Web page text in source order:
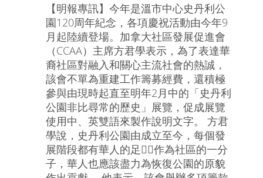
【明報專訊】今年是溫市中心史丹利公
園120周年紀念，各項慶祝活動由今年9
月起陸續登場。加拿大社區發展促進會
（CCAA）主席方君學表示，為了表達華
裔社區對融入和關心主流社會的熱誠，
該會不單為重建工作籌募經費，還積極
參與由現時起直至明年2月中的「史丹利
公園非比尋常的歷史」展覽，促成展覽
使用中、英雙語來製作說明文字。 方君
學說，史丹利公園由成立至今，每個發
展階段都有華人的足，作為社區的一分
子，華人也應該盡力為恢復公園的原貌